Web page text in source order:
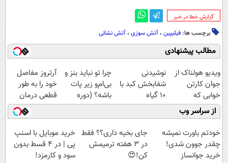
‌گزارش خطا در خبر
برچسب ها: فیلیپین ، آتش سوزی ، آتش نشانی
مطالب پیشنهادی
ویدیو هولناک از
جوان کارتن
خوابی که
میلیاردر شد.
آموزش رایگان
نوشیدنی
شفابخش کبد با
10 گیاه
موثر(تخفیف تا
امشب)
چرا تو نباید بنز و
بی‌ام‌و زیر پات
باشه؟ (دوره
رایگان درآمد
میلیاردی)
آرتروز مفاصل
خود را به طور
قطعی درمان
کنید!
◗پرسش‌نامه◖
از سراسر وب
خودتم باورت نمیشه
چقدر جوون شدی!
خرید جوانساز
جای بخیه داری؟؟ فقط
در 3 هفته ترمیمش
کن!😍
خرید موبایل با اسنپ
پی | در ۴ قسط بدون
سود و کارمزد!